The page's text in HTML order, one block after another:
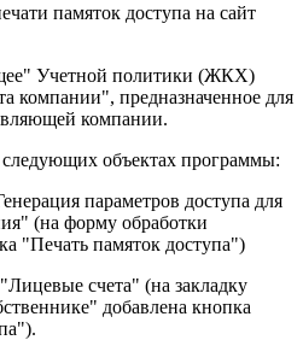
памяток доступа на сайт
Учетной политики (ЖКХ)
компании", предназначенное для
компании.
объектах программы:
параметров доступа для
(на форму обработки
"Печать памяток доступа")
счета" (на закладку
добавлена кнопка